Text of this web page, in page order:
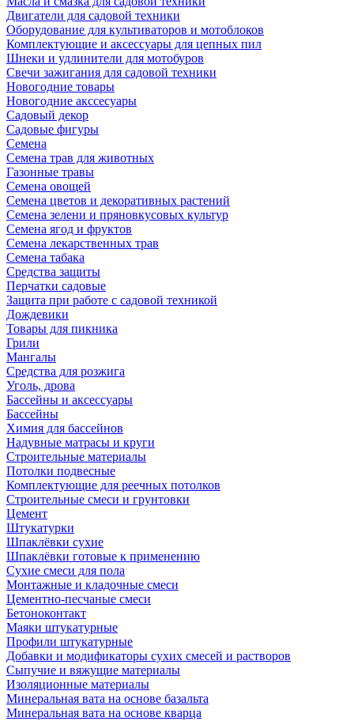
Двигатели для садовой техники
Оборудование для культиваторов и мотоблоков
Комплектующие и аксессуары для цепных пил
Шнеки и удлинители для мотобуров
Свечи зажигания для садовой техники
Новогодние товары
Новогодние акссесуары
Садовый декор
Садовые фигуры
Семена
Семена трав для животных
Газонные травы
Семена овощей
Семена цветов и декоративных растений
Семена зелени и пряновкусовых культур
Семена ягод и фруктов
Семена лекарственных трав
Семена табака
Средства защиты
Перчатки садовые
Защита при работе с садовой техникой
Дождевики
Товары для пикника
Грили
Мангалы
Средства для розжига
Уголь, дрова
Бассейны и аксессуары
Бассейны
Химия для бассейнов
Надувные матрасы и круги
Строительные материалы
Потолки подвесные
Комплектующие для реечных потолков
Строительные смеси и грунтовки
Цемент
Штукатурки
Шпаклёвки сухие
Шпаклёвки готовые к применению
Сухие смеси для пола
Монтажные и кладочные смеси
Цементно-песчаные смеси
Бетоноконтакт
Маяки штукатурные
Профили штукатурные
Добавки и модификаторы сухих смесей и растворов
Сыпучие и вяжущие материалы
Изоляционные материалы
Минеральная вата на основе базальта
Минеральная вата на основе кварца